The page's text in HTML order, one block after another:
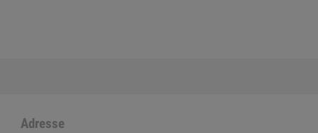
Adresse